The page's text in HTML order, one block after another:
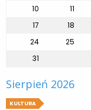
10
11
17
18
24
25
31
Sierpień 2026
KULTURA